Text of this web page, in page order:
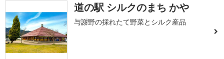
道の駅 シルクのまち かや
与謝野の採れたて野菜とシルク産品